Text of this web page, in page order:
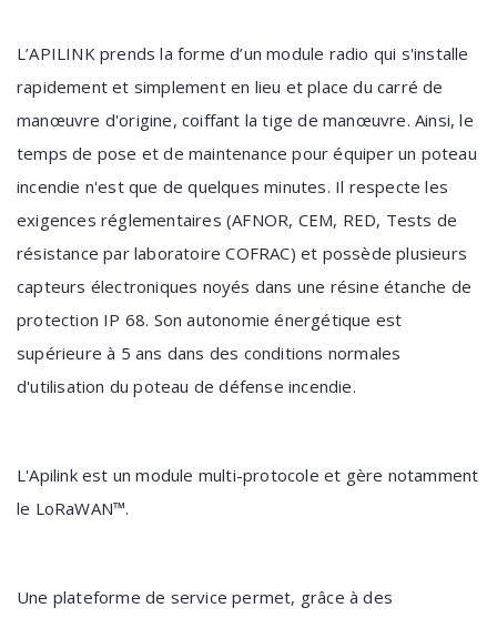
L’APILINK prends la forme d’un module radio qui s'installe
rapidement et simplement en lieu et place du carré de
manœuvre d'origine, coiffant la tige de manœuvre. Ainsi, le
temps de pose et de maintenance pour équiper un poteau
incendie n'est que de quelques minutes. Il respecte les
exigences réglementaires (AFNOR, CEM, RED, Tests de
résistance par laboratoire COFRAC) et possède plusieurs
capteurs électroniques noyés dans une résine étanche de
protection IP 68. Son autonomie énergétique est
supérieure à 5 ans dans des conditions normales
d'utilisation du poteau de défense incendie.
L'Apilink est un module multi-protocole et gère notamment
le LoRaWAN™.
Une plateforme de service permet, grâce à des